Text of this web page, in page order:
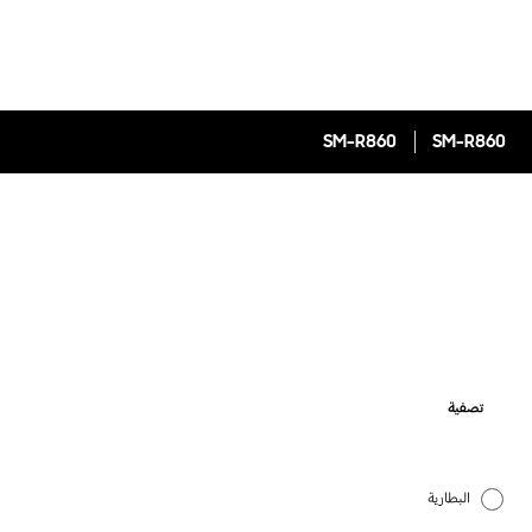
SM-R860
SM-R860
تصفية
البطارية